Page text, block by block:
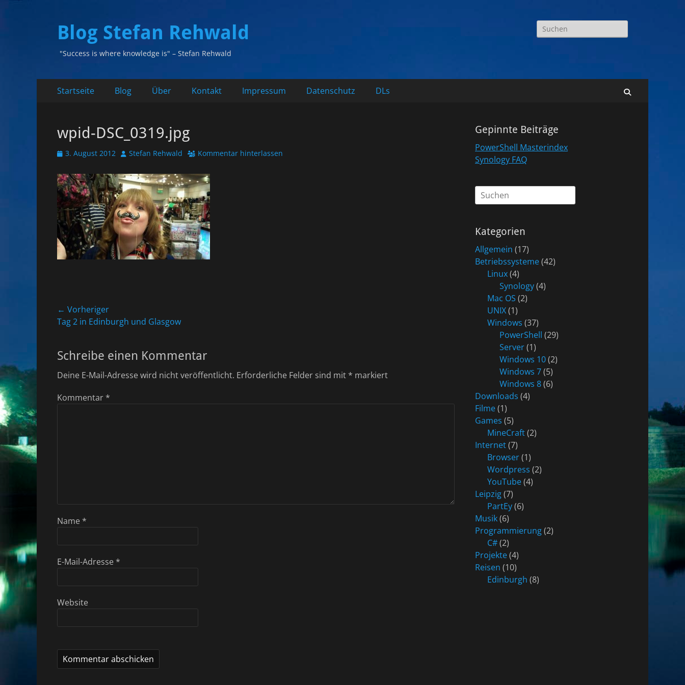
Blog Stefan Rehwald
"Success is where knowledge is" – Stefan Rehwald
Suchen
nach:
Primäres
Inhalt
Startseite Blog Über Kontakt Impressum Datenschutz DLs
wpid-DSC_0319.jpg
Veröffentlicht
3. August 2012 AutorStefan Rehwald Kommentar hinterlassen
Beitragsnavigation
← Vorheriger
Vorheriger
Tag 2 in Edinburgh und Glasgow
Schreibe einen Kommentar
Deine E-Mail-Adresse wird nicht veröffentlicht. Erforderliche Felder sind mit * markiert
Kommentar *
Name *
E-Mail-Adresse *
Website
Gepinnte Beiträge
PowerShell Masterindex
Synology FAQ
Suchen
nach:
Kategorien
Allgemein (17)
Betriebssysteme(42)
Linux(4)
Synology(4)
Mac OS (2)
UNIX(1)
Windows (37)
PowerShell (29)
Server(1)
Windows 10(2)
Windows 7(5)
Windows 8(6)
Downloads (4)
Filme(1)
Games (5)
MineCraft(2)
Internet(7)
Browser(1)
Wordpress (2)
YouTube(4)
Leipzig(7)
PartEy(6)
Musik(6)
Programmierung(2)
C#(2)
Projekte(4)
Reisen (10)
Edinburgh (8)